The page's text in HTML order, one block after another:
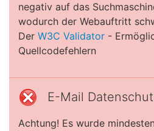
negativ auf das
wodurch der Webauftritt
Der W3C Validator -
Quellcodefehlern
E-Mail
Achtung! Es wurde